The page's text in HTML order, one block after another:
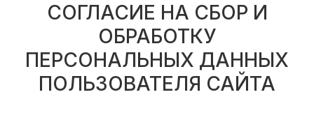
СОГЛАСИЕ НА СБОР И
ОБРАБОТКУ
ПЕРСОНАЛЬНЫХ ДАННЫХ
ПОЛЬЗОВАТЕЛЯ САЙТА